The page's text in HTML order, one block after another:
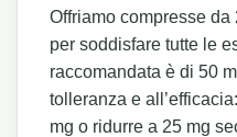
Offriamo compresse da
per soddisfare tutte le
raccomandata è di 50
tolleranza e
mg o ridurre a 25 mg